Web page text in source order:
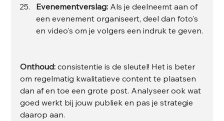
Evenementverslag: Als je deelneemt aan of
een evenement organiseert, deel dan foto's
en video's om je volgers een indruk te geven.
Onthoud: consistentie is de sleutel! Het is beter
om regelmatig kwalitatieve content te plaatsen
dan af en toe een grote post. Analyseer ook wat
goed werkt bij jouw publiek en pas je strategie
daarop aan.